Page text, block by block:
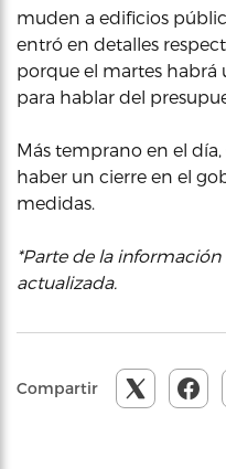
muden a edificios
entró en detalles
porque el martes
para hablar del
Más temprano en el día,
haber un cierre en el
medidas.
*Parte de la información
actualizada.
Compartir